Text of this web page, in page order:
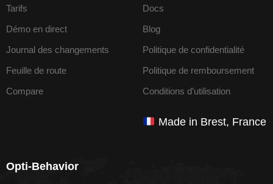
Tarifs
Démo en direct
Journal des changements
Feuille de route
Compare
Docs
Blog
Politique de confidentialité
Politique de remboursement
Conditions d’utilisation
Made in Brest, France
Opti-Behavior